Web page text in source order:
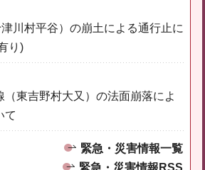
川村平谷）の崩土による通行止に
り)
（東吉野村大又）の法面崩落によ
て
緊急・災害情報一覧
緊急・災害情報RSS